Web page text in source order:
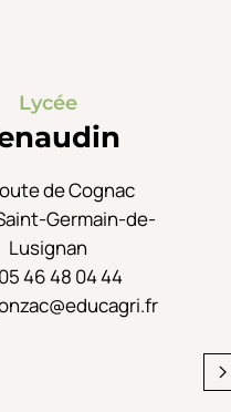
Lycée
de Cognac
Germain-de-
Lusignan
05 46 48 04 44